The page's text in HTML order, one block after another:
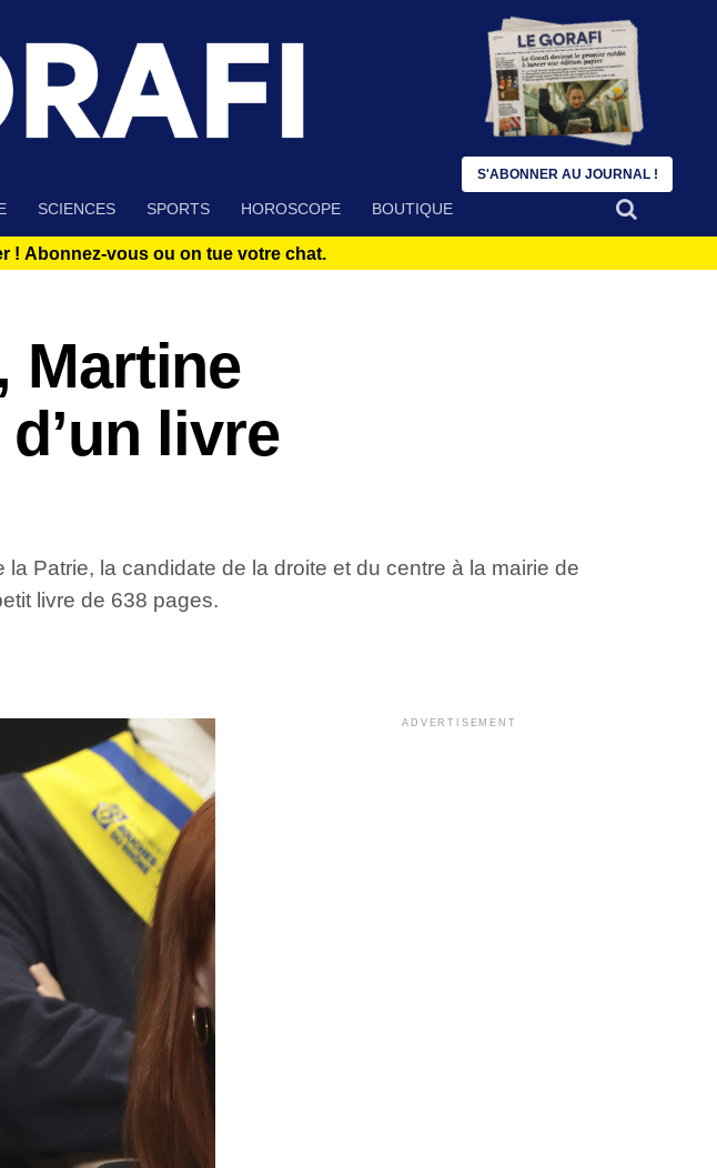
SCIENCES SPORTS HOROSCOPE BOUTIQUE
! Abonnez-vous ou on tue votre chat.
Martine
livre
Patrie, la candidate de la droite et du centre à la mairie de
livre de 638 pages.
ADVERTISEMENT
S'ABONNER AU JOURNAL !